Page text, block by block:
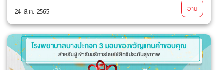
24 ส.ค. 2565 อ่าน